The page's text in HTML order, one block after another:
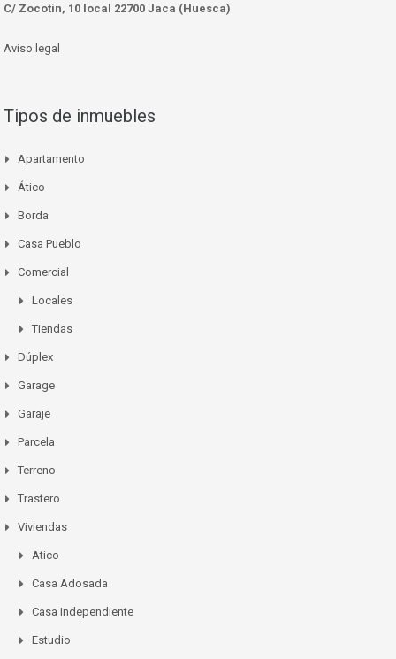
C/ Zocotín, 10 local 22700 Jaca (Huesca)
Aviso legal
Tipos de inmuebles
Apartamento
Ático
Borda
Casa Pueblo
Comercial
Locales
Tiendas
Dúplex
Garage
Garaje
Parcela
Terreno
Trastero
Viviendas
Atico
Casa Adosada
Casa Independiente
Estudio